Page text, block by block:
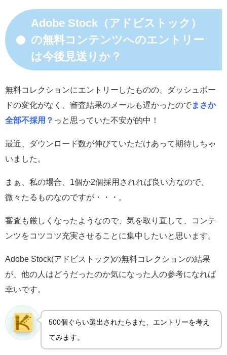
Adobe Stock（アドビストック）
の無料コンテンツへのエントリー
は今後見送りか？
無料コレクションにエントリーしたものの、ダッシュボー
ドの変化がなく、審査結果のメールも遅かったのでまさか
全部不採用？ っと思っていた不安が的中！
最近、ダウンロード数が伸びていただけあって期待しちゃ
いました。
まぁ、私の場合、1個か2個採用されれば良い方なので、
微々たるものなのですが・・・。
審査も厳しくなったようなので、気を取り直して、コンテ
ンツをコツコツ充実させることに集中したいと思います。
Adobe Stock(アドビストック)の無料コレクションの結果
が、他の人はどうだったのか気になった人の参考になれば
幸いです。
500個ぐらい選出されたらまた、エントリーを考え
てみます。